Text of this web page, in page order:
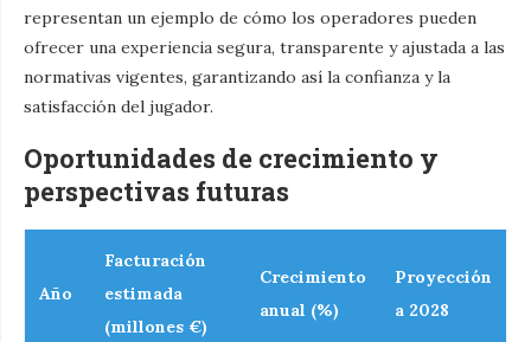
representan un ejemplo de cómo los operadores pueden
ofrecer una experiencia segura, transparente y ajustada a las
normativas vigentes, garantizando así la confianza y la
satisfacción del jugador.
Oportunidades de crecimiento y
perspectivas futuras
Año
Facturación
estimada
(millones €)
Crecimiento
anual (%)
Proyección
a 2028